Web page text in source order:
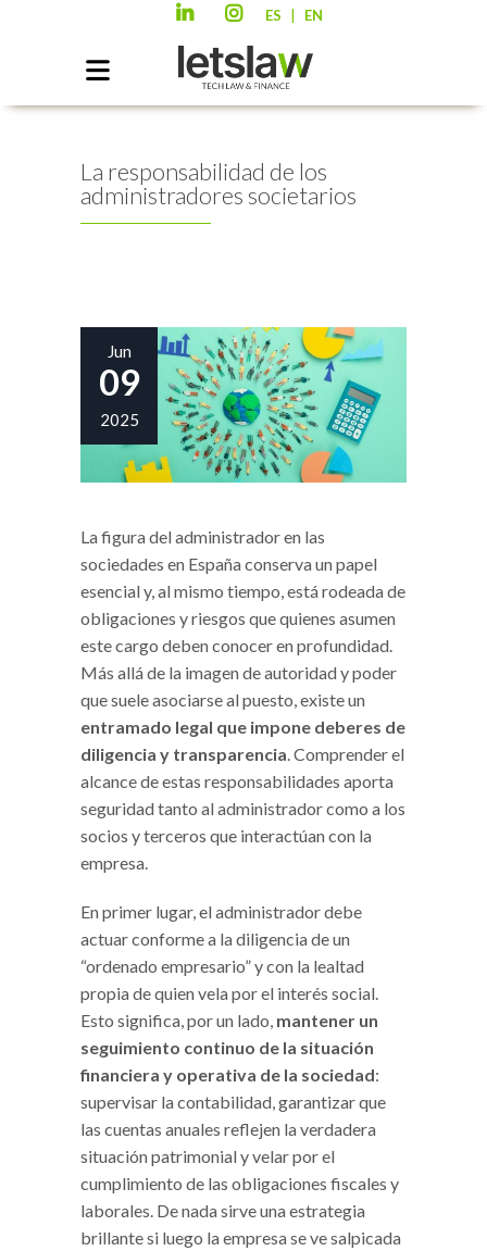
ES EN
La responsabilidad de los
administradores societarios
Jun
09
2025
La figura del administrador en las
sociedades en España conserva un papel
esencial y, al mismo tiempo, está rodeada de
obligaciones y riesgos que quienes asumen
este cargo deben conocer en profundidad.
Más allá de la imagen de autoridad y poder
que suele asociarse al puesto, existe un
entramado legal que impone deberes de
diligencia y transparencia. Comprender el
alcance de estas responsabilidades aporta
seguridad tanto al administrador como a los
socios y terceros que interactúan con la
empresa.
En primer lugar, el administrador debe
actuar conforme a la diligencia de un
“ordenado empresario” y con la lealtad
propia de quien vela por el interés social.
Esto significa, por un lado, mantener un
seguimiento continuo de la situación
financiera y operativa de la sociedad:
supervisar la contabilidad, garantizar que
las cuentas anuales reflejen la verdadera
situación patrimonial y velar por el
cumplimiento de las obligaciones fiscales y
laborales. De nada sirve una estrategia
brillante si luego la empresa se ve salpicada